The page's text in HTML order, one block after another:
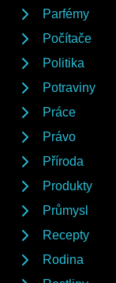
Parfémy
Počítače
Politika
Potraviny
Práce
Právo
Příroda
Produkty
Průmysl
Recepty
Rodina